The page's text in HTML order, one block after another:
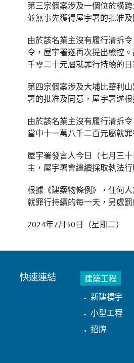
第三宗個案涉及一個位於橫
並無事先獲得屋宇署的批准
由於該名業主沒有履行清拆
令，屋宇署遂再次提出檢控
千零二十元屬就罪行持續的日
第四宗個案涉及大埔比華利
署的批准及同意，屋宇署遂
由於該名業主沒有履行清拆
當中十一萬八千二百元屬就
屋宇署發言人今日（七月三
主，屋宇署會繼續採取執法
根據《建築物條例》，任何
就罪行持續的每一天，另處罰
2024年7月30日（星期二）
快速連結
建築工程
新建樓宇
小型工程
招牌